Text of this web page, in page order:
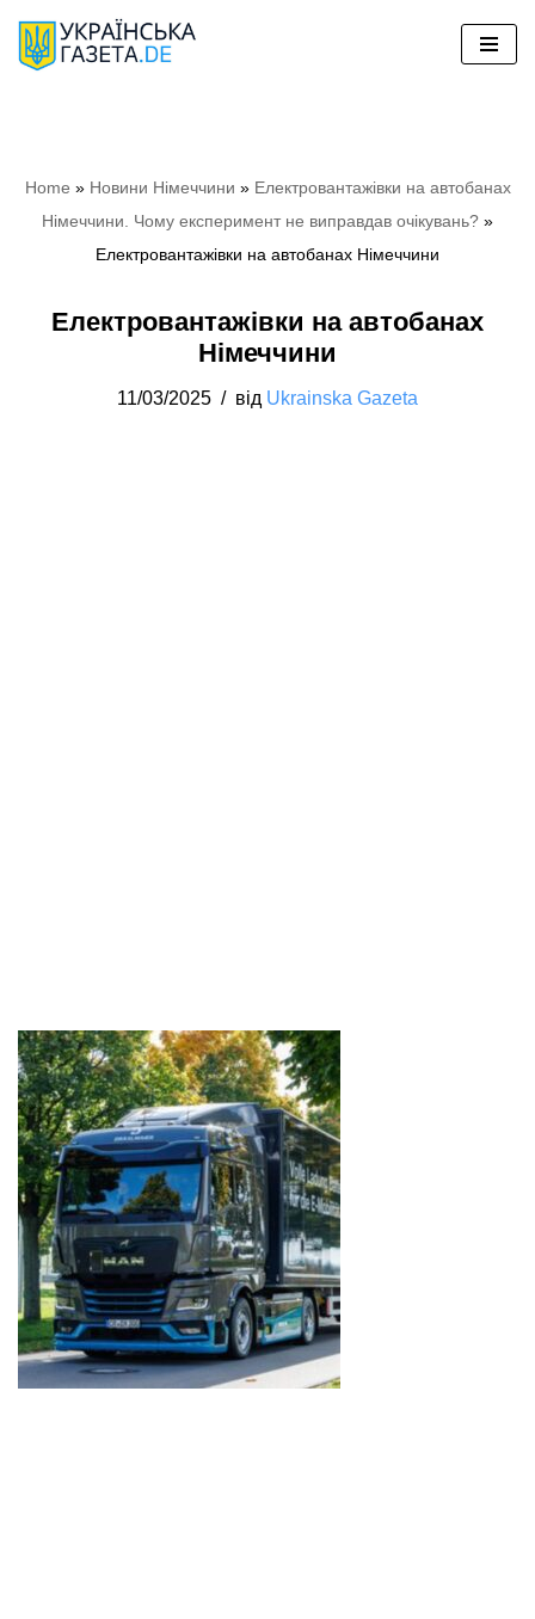
Перейти
Home » Новини Німеччини » Електровантажівки на автобанах
Німеччини. Чому експеримент не виправдав очікувань? »
Електровантажівки на автобанах Німеччини
Електровантажівки на автобанах
Німеччини
11/03/2025 від Ukrainska Gazeta